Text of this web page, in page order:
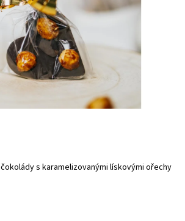
s karamelizovanými lískovými ořechy